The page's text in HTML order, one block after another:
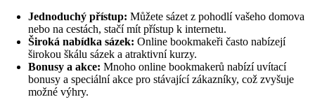
Jednoduchý přístup: Můžete sázet z pohodlí vašeho domova
nebo na cestách, stačí mít přístup k internetu.
Široká nabídka sázek: Online bookmakeři často nabízejí
širokou škálu sázek a atraktivní kurzy.
Bonusy a akce: Mnoho online bookmakerů nabízí uvítací
bonusy a speciální akce pro stávající zákazníky, což zvyšuje
možné výhry.